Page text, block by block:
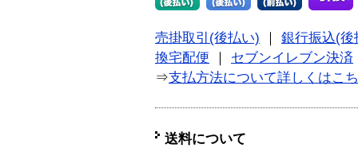
売掛取引(後払い)
銀行振込(後
換宅配便
セブンイレブン決済
⇒支払方法について詳しくはこ
送料について